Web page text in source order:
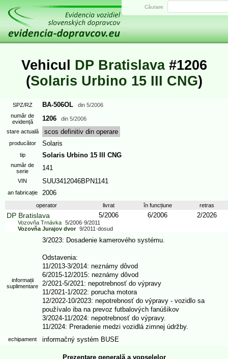
Vehicul DP Bratislava#1206
(Solaris Urbino 15 III CNG)
SPZ/RZ BA-506OL din 5/2006
număr de
evidență
1206 din 5/2006
stare actuală scos definitiv din operare
producător Solaris
tip Solaris Urbino 15 III CNG
număr de
serie
141
VIN SUU3412046BPN1141
an fabricație 2006
operator livrat în funcțiune retras
DP Bratislava 5/2006 6/2006 2/2026
Vozovňa Trnávka 5/2006-9/2011
Vozovňa Jurajov dvor 9/2011-dosud
informații
suplimentare
3/2023: Dosadenie kamerového systému.
Odstavenia:
11/2013-3/2014: neznámy dôvod
6/2015-12/2015: neznámy dôvod
2/2021-5/2021: nepotrebnosť do výpravy
11/2021-1/2022: porucha motora
12/2022-10/2023: nepotrebnosť do výpravy - vozidlo sa
používalo iba na prevoz futbalových fanúšikov
3/2024-11/2024: nepotrebnosť do výpravy.
11/2024: Preradenie medzi vozidlá zimnej údržby.
echipament informačný systém BUSE
Prezentare generală a vopselelor
Căutare